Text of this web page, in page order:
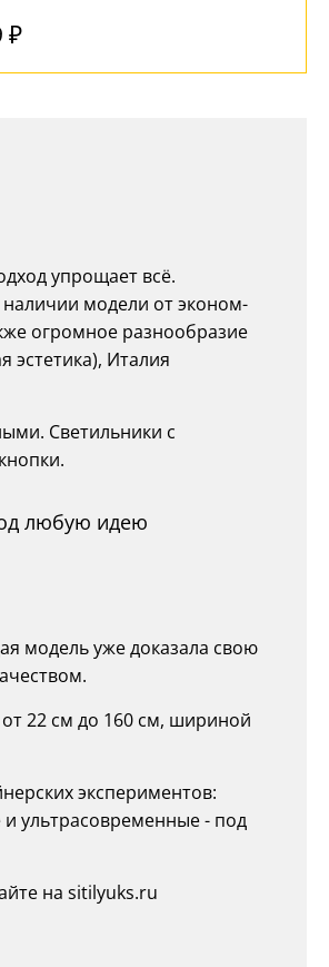
₽
упрощает всё.
модели от эконом-
огромное разнообразие
эстетика), Италия
Светильники с
любую идею
модель уже доказала свою
22 см до 160 см, шириной
экспериментов:
и ультрасовременные - под
на sitilyuks.ru